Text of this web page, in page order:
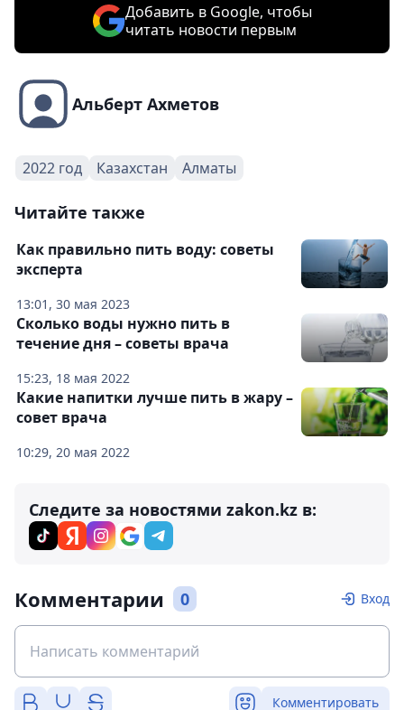
Добавить в Google, чтобы
читать новости первым
Альберт Ахметов
2022 год Казахстан Алматы
Читайте также
13:01, 30 мая 2023
Как правильно пить воду: советы
эксперта
15:23, 18 мая 2022
Сколько воды нужно пить в
течение дня – советы врача
10:29, 20 мая 2022
Какие напитки лучше пить в жару –
совет врача
Следите за новостями zakon.kz в:
Комментарии 0 Вход
Комментировать